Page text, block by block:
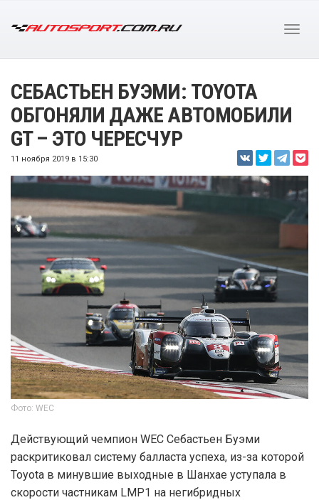
СЕБАСТЬЕН БУЭМИ: TOYOTA
ОБГОНЯЛИ ДАЖЕ АВТОМОБИЛИ
GT – ЭТО ЧЕРЕСЧУР
11 ноября 2019 в 15:30
Фото: WEC
Действующий чемпион WEC Себастьен Буэми
раскритиковал систему балласта успеха, из-за которой
Toyota в минувшие выходные в Шанхае уступала в
скорости частникам LMP1 на негибридных